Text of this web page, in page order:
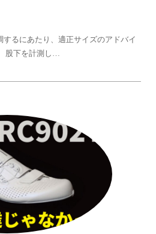
るにあたり、適正サイズのアドバイ
股下を計測し…